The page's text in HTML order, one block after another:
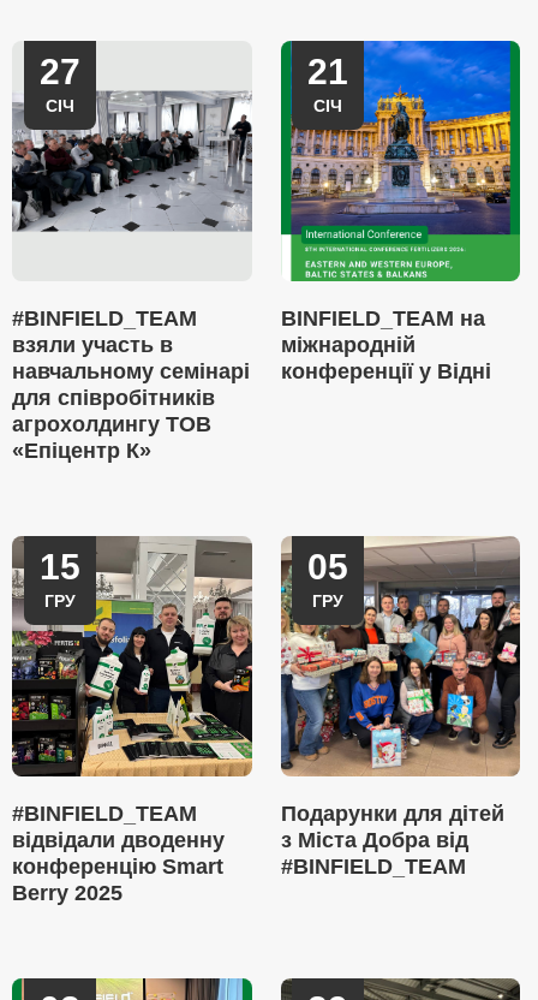
27
СІЧ
#BINFIELD_TEAM
взяли участь в
навчальному семінарі
для співробітників
агрохолдингу ТОВ
«Епіцентр К»
21
СІЧ
BINFIELD_TEAM на
міжнародній
конференції у Відні
15
ГРУ
#BINFIELD_TEAM
відвідали дводенну
конференцію Smart
Berry 2025
05
ГРУ
Подарунки для дітей
з Міста Добра від
#BINFIELD_TEAM